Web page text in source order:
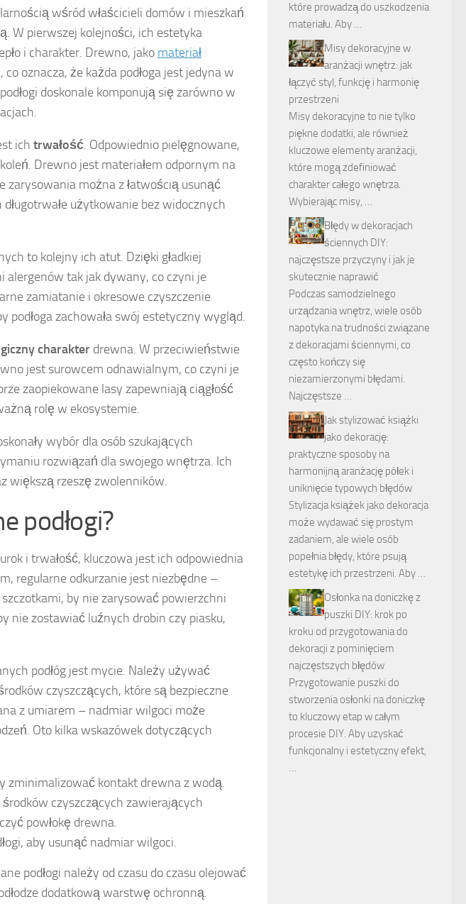
wśród właścicieli domów i mieszkań
W pierwszej kolejności, ich estetyka
i charakter. Drewno, jako materiał
oznacza, że każda podłoga jest jedyna w
doskonale komponują się zarówno w
ich trwałość. Odpowiednio pielęgnowane,
Drewno jest materiałem odpornym na
zarysowania można z łatwością usunąć
użytkowanie bez widocznych
to kolejny ich atut. Dzięki gładkiej
alergenów tak jak dywany, co czyni je
zamiatanie i okresowe czyszczenie
zachowała swój estetyczny wygląd.
charakter drewna. W przeciwieństwie
jest surowcem odnawialnym, co czyni je
zaopiekowane lasy zapewniają ciągłość
rolę w ekosystemie.
wybór dla osób szukających
rozwiązań dla swojego wnętrza. Ich
większą rzeszę zwolenników.
podłogi?
i trwałość, kluczowa jest ich odpowiednia
regularne odkurzanie jest niezbędne –
by nie zarysować powierzchni
nie zostawiać luźnych drobin czy piasku,
podłóg jest mycie. Należy używać
czyszczących, które są bezpieczne
z umiarem – nadmiar wilgoci może
Oto kilka wskazówek dotyczących
zminimalizować kontakt drewna z wodą.
czyszczących zawierających
powłokę drewna.
aby usunąć nadmiar wilgoci.
podłogi należy od czasu do czasu olejować
dodatkową warstwę ochronną.
które prowadzą do uszkodzenia
materiału. Aby …
Misy dekoracyjne w
aranżacji wnętrz: jak
łączyć styl, funkcję i harmonię
przestrzeni
Misy dekoracyjne to nie tylko
piękne dodatki, ale również
kluczowe elementy aranżacji,
które mogą zdefiniować
charakter całego wnętrza.
Wybierając misy, …
Błędy w dekoracjach
ściennych DIY:
najczęstsze przyczyny i jak je
skutecznie naprawić
Podczas samodzielnego
urządzania wnętrz, wiele osób
napotyka na trudności związane
z dekoracjami ściennymi, co
często kończy się
niezamierzonymi błędami.
Najczęstsze …
Jak stylizować książki
jako dekorację:
praktyczne sposoby na
harmonijną aranżację półek i
uniknięcie typowych błędów
Stylizacja książek jako dekoracja
może wydawać się prostym
zadaniem, ale wiele osób
popełnia błędy, które psują
estetykę ich przestrzeni. Aby …
Osłonka na doniczkę z
puszki DIY: krok po
kroku od przygotowania do
dekoracji z pominięciem
najczęstszych błędów
Przygotowanie puszki do
stworzenia osłonki na doniczkę
to kluczowy etap w całym
procesie DIY. Aby uzyskać
funkcjonalny i estetyczny efekt,
…